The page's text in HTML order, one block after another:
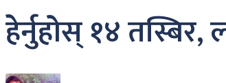
हेर्नुहोस् १४